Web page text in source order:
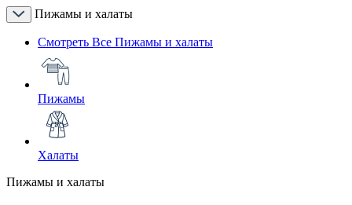
Пижамы и халаты
Смотреть Все Пижамы и халаты
Пижамы
Халаты
Пижамы и халаты